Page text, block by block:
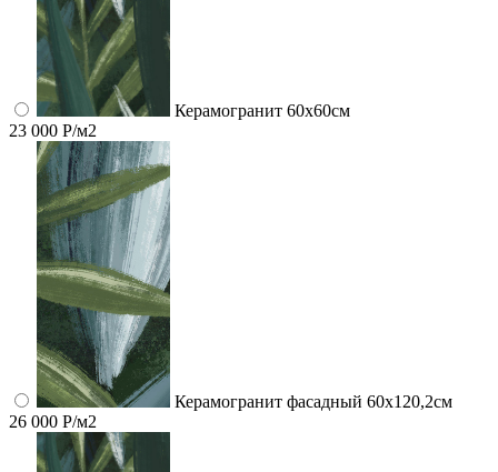
Керамогранит 60x60см
23 000 Р/м2
Керамогранит фасадный 60x120,2см
26 000 Р/м2